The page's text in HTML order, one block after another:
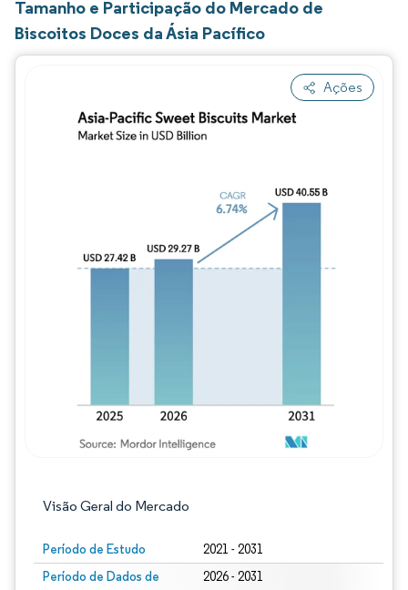
Tamanho e Participação do Mercado de
Biscoitos Doces da Ásia Pacífico
Ações
Visão Geral do Mercado
Período de Estudo 2021 - 2031
Período de Dados de
2026 - 2031